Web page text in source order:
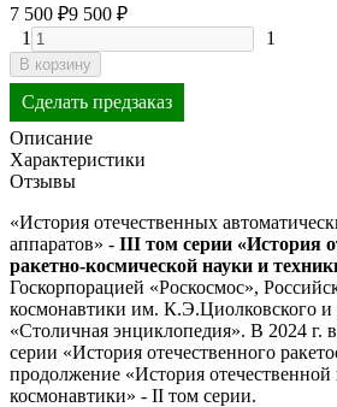
7 500 ₽9 500 ₽
1
1
В корзину
Сделать предзаказ
Описание
Характеристики
Отзывы
«История отечественных
аппаратов» - III том серии «История
ракетно-космической науки и
Госкорпорацией «Роскосмос»,
космонавтики им. К.Э.Циолковского
«Столичная энциклопедия». В 2024 г.
серии «История отечественного
продолжение «История
космонавтики» - II том серии.